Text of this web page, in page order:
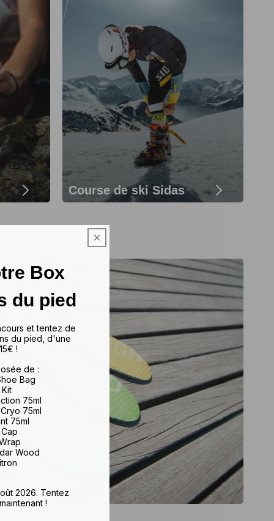
Course de ski Sidas
Box
du pied
et tentez de
du pied, d'une
!
de :
Bag
75ml
75ml
75ml
Wood
2026. Tentez
!